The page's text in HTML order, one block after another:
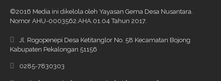
©2016 Media ini dikelola oleh Yayasan Gema Desa Nusantara.
Nomor AHU-0003562.AHA.01.04 Tahun 2017.
Jl. Rogopenepi Desa Ketitanglor No. 58 Kecamatan Bojong
Kabupaten Pekalongan 51156
0285-7830303